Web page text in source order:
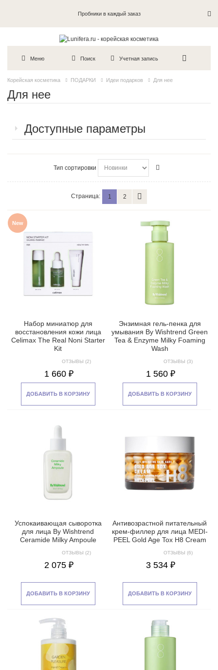
Пробники в каждый заказ
Меню Поиск Учетная запись
Корейская косметика ПОДАРКИ Идеи подарков Для нее
Для нее
Доступные параметры
Тип сортировки
Страница: 1 2
New
Набор миниатюр для
восстановления кожи лица
Celimax The Real Noni Starter
Kit
ОТЗЫВЫ (2)
1 660 ₽
ДОБАВИТЬ В КОРЗИНУ
Энзимная гель-пенка для
умывания By Wishtrend Green
Tea & Enzyme Milky Foaming
Wash
ОТЗЫВЫ (3)
1 560 ₽
ДОБАВИТЬ В КОРЗИНУ
Успокаивающая сыворотка
для лица By Wishtrend
Ceramide Milky Ampoule
ОТЗЫВЫ (2)
2 075 ₽
ДОБАВИТЬ В КОРЗИНУ
Антивозрастной питательный
крем-филлер для лица MEDI-
PEEL Gold Age Tox H8 Cream
ОТЗЫВЫ (6)
3 534 ₽
ДОБАВИТЬ В КОРЗИНУ